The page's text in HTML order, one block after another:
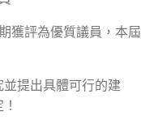
獲評為優質議員，本屆
並提出具體可行的建
市民肯定！